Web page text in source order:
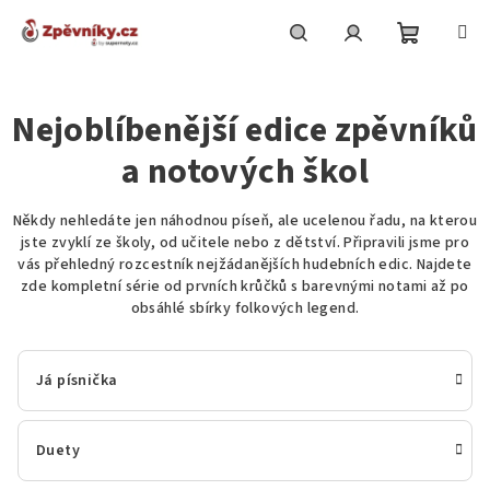
košík
Nejoblíbenější edice zpěvníků
a notových škol
Někdy nehledáte jen náhodnou píseň, ale ucelenou řadu, na kterou
jste zvyklí ze školy, od učitele nebo z dětství. Připravili jsme pro
vás přehledný rozcestník nejžádanějších hudebních edic. Najdete
zde kompletní série od prvních krůčků s barevnými notami až po
obsáhlé sbírky folkových legend.
Já písnička
Duety